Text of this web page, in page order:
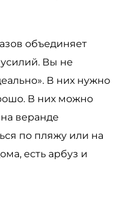
объединяет
Вы не
В них нужно
В них можно
на веранде
по пляжу или на
есть арбуз и